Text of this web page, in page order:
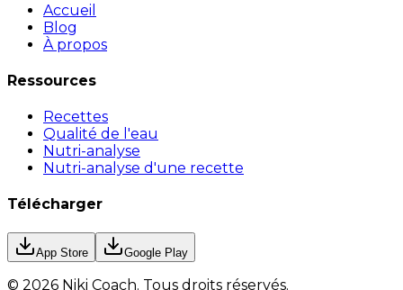
Accueil
Blog
À propos
Ressources
Recettes
Qualité de l'eau
Nutri-analyse
Nutri-analyse d'une recette
Télécharger
App Store Google Play
© 2026 Niki Coach. Tous droits réservés.